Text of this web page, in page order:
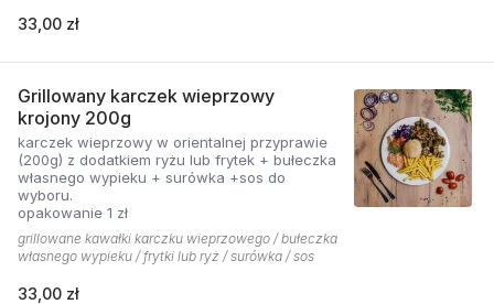
33,00 zł
Grillowany karczek wieprzowy
krojony 200g
karczek wieprzowy w orientalnej przyprawie
(200g) z dodatkiem ryżu lub frytek + bułeczka
własnego wypieku + surówka +sos do
wyboru.
opakowanie 1 zł
grillowane kawałki karczku wieprzowego / bułeczka
własnego wypieku / frytki lub ryż / surówka / sos
33,00 zł